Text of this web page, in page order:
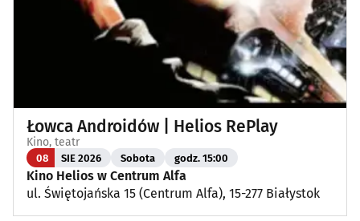
Łowca Androidów | Helios RePlay
Kino, teatr
08 SIE 2026 Sobota godz. 15:00
Kino Helios w Centrum Alfa
ul. Świętojańska 15 (Centrum Alfa), 15-277 Białystok